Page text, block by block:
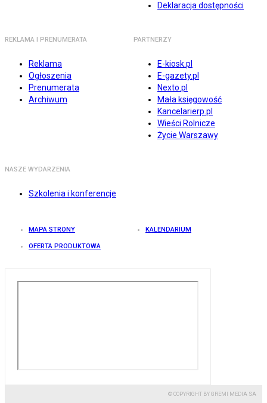
Deklaracja dostępności
REKLAMA I PRENUMERATA
Reklama
Ogłoszenia
Prenumerata
Archiwum
PARTNERZY
E-kiosk.pl
E-gazety.pl
Nexto.pl
Mała księgowość
Kancelarierp.pl
Wieści Rolnicze
Życie Warszawy
NASZE WYDARZENIA
Szkolenia i konferencje
MAPA STRONY KALENDARIUM
OFERTA PRODUKTOWA
© COPYRIGHT BY GREMI MEDIA SA